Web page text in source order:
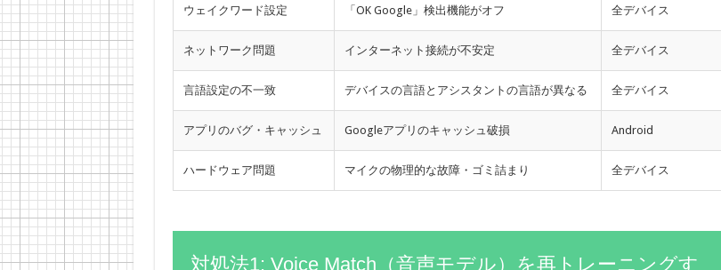
ウェイクワード設定 「OK Google」検出機能がオフ 全デバイス
ネットワーク問題 インターネット接続が不安定 全デバイス
言語設定の不一致 デバイスの言語とアシスタントの言語が異なる 全デバイス
アプリのバグ・キャッシュ Googleアプリのキャッシュ破損 Android
ハードウェア問題 マイクの物理的な故障・ゴミ詰まり 全デバイス
対処法1: Voice Match（音声モデル）を再トレーニングす